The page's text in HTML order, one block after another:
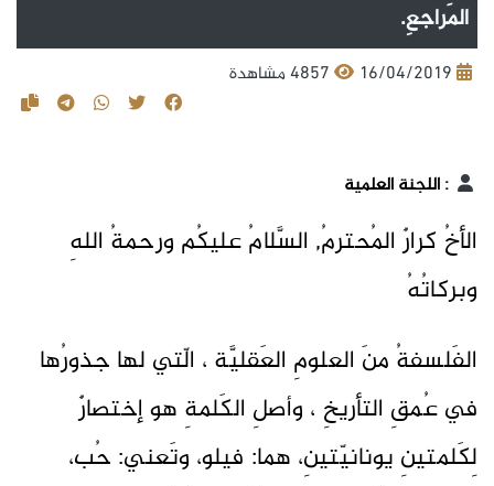
المَراجعِ.
16/04/2019 4857 مشاهدة
:اللجنة العلمية
الأخُ كرارٌ المُحترمُ, السَّلامُ عليكُم ورحمةُ اللهِ
وبركاتُهُ
الفَلسفةُ منَ العلومِ العَقليَّة ، الّتي لها جذورُها
في عُمقِ التأريخِ ، وأصلِ الكَلمةِ هو إختصارٌ
لِكَلمتينِ يونانيّتينِ، هما: فيلو، وتَعني: حُب،